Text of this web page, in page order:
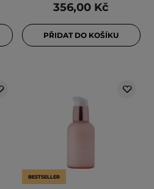
356,00 Kč
PŘIDAT DO KOŠÍKU
BESTSELLER